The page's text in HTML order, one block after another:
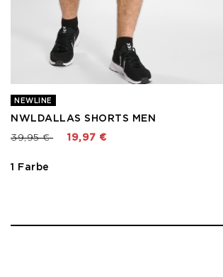
NEWLINE
NWLDALLAS SHORTS MEN
Preis reduziert von
39,95 €bis 19,97 €
1 Farbe